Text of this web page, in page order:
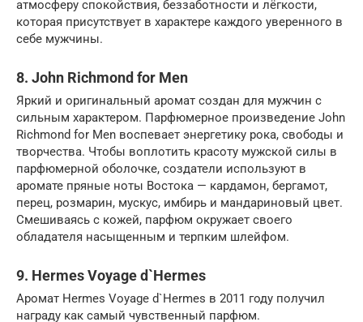
атмосферу спокойствия, беззаботности и лёгкости,
которая присутствует в характере каждого уверенного в
себе мужчины.
8. John Richmond for Men
Яркий и оригинальный аромат создан для мужчин с
сильным характером. Парфюмерное произведение John
Richmond for Men воспевает энергетику рока, свободы и
творчества. Чтобы воплотить красоту мужской силы в
парфюмерной оболочке, создатели используют в
аромате пряные ноты Востока — кардамон, бергамот,
перец, розмарин, мускус, имбирь и мандариновый цвет.
Смешиваясь с кожей, парфюм окружает своего
обладателя насыщенным и терпким шлейфом.
9. Hermes Voyage d`Hermes
Аромат Hermes Voyage d`Hermes в 2011 году получил
награду как самый чувственный парфюм.